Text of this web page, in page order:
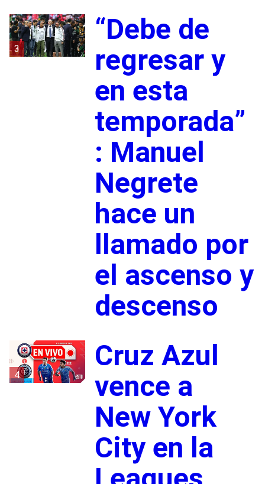
3
“Debe de
regresar y
en esta
temporada”
: Manuel
Negrete
hace un
llamado por
el ascenso y
descenso
4
Cruz Azul
vence a
New York
City en la